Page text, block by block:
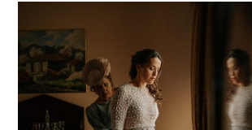
Tere y Ricardo | Boda Finca El Patio
Read More...